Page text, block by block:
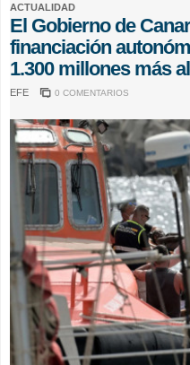
ACTUALIDAD
El Gobierno de
financiación
1.300 millones más
EFE 0 COMENTARIOS